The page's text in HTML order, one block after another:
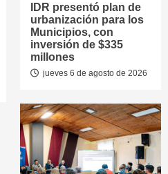
IDR presentó plan de
urbanización para los
Municipios, con
inversión de $335
millones
jueves 6 de agosto de 2026